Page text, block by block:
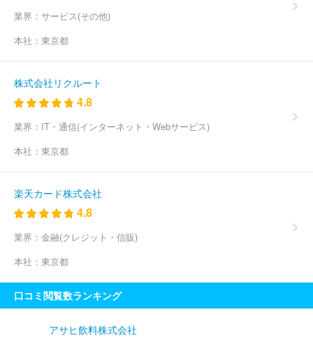
業界： サービス(その他)
本社： 東京都
株式会社リクルート
4.8
業界： IT・通信(インターネット・Webサービス)
本社： 東京都
楽天カード株式会社
4.8
業界： 金融(クレジット・信販)
本社： 東京都
口コミ閲覧数ランキング
アサヒ飲料株式会社